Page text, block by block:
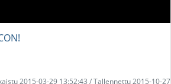
2015-03-29 13:52:43 / Tallennettu 2015-10-27